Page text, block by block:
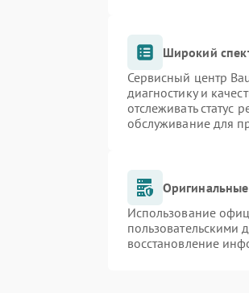
Широкий
Сервисный центр
диагностику и
отслеживать статус
обслуживание для
Использование
восстановление